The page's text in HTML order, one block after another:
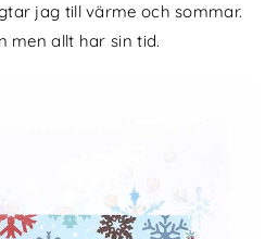
jag till värme och sommar.
men allt har sin tid.